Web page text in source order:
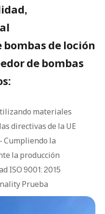
de loción
de bombas
materiales
directivas de la UE
Cumpliendo la
la producción
ISO 9001: 2015
Prueba